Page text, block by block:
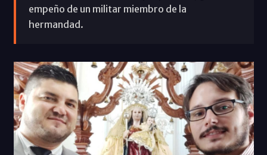
empeño de un militar miembro de la
hermandad.